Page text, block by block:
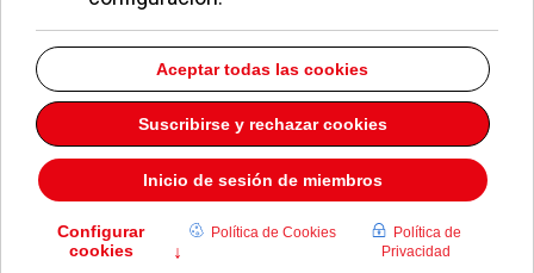
Que nadie se sorprenda si el edificio de la
Seguridad Social acaba ardiendo.